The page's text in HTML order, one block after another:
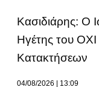
Κασιδιάρης: Ο
Ηγέτης του
Κατακτήσεων
04/08/2026 13:09